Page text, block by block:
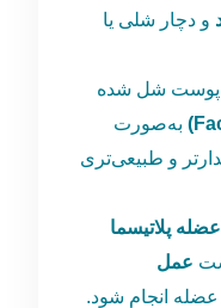
و دچار شلی یا
پوست شل شده
به‌صورت
و طبیعی‌تری
پلاتیسما
عمل
انجام شود.